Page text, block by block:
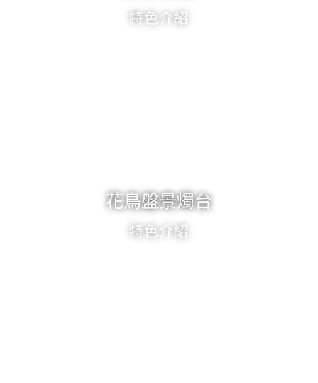
特色介紹
花鳥盤景燭台
特色介紹